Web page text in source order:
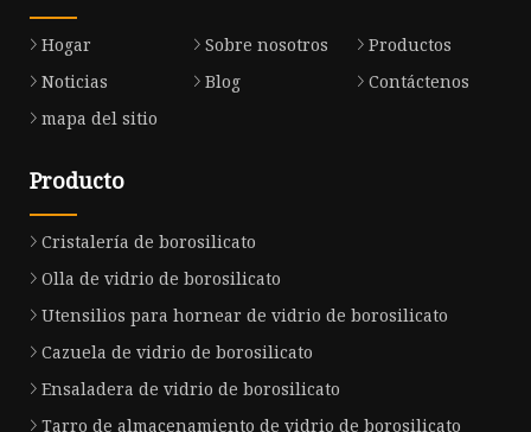
Hogar Sobre nosotros
Productos
Noticias
Blog
Contáctenos
mapa del sitio
Producto
Cristalería de borosilicato
Olla de vidrio de borosilicato
Utensilios para hornear de vidrio de borosilicato
Cazuela de vidrio de borosilicato
Ensaladera de vidrio de borosilicato
Tarro de almacenamiento de vidrio de borosilicato